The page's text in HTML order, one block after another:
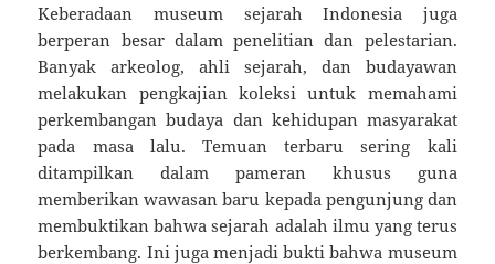
Keberadaan museum sejarah Indonesia juga
berperan besar dalam penelitian dan pelestarian.
Banyak arkeolog, ahli sejarah, dan budayawan
melakukan pengkajian koleksi untuk memahami
perkembangan budaya dan kehidupan masyarakat
pada masa lalu. Temuan terbaru sering kali
ditampilkan dalam pameran khusus guna
memberikan wawasan baru kepada pengunjung dan
membuktikan bahwa sejarah adalah ilmu yang terus
berkembang. Ini juga menjadi bukti bahwa museum